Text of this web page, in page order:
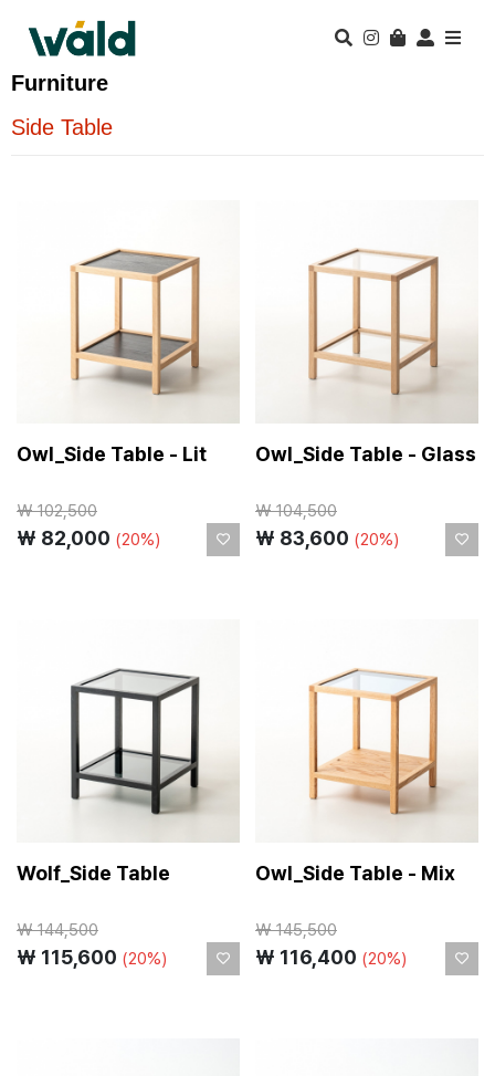
Furniture
Side Table
Owl_Side Table - Lit
₩102,500
₩ 82,000 (20%)
Owl_Side Table - Glass
₩104,500
₩ 83,600 (20%)
Wolf_Side Table
₩144,500
₩ 115,600 (20%)
Owl_Side Table - Mix
₩145,500
₩ 116,400 (20%)